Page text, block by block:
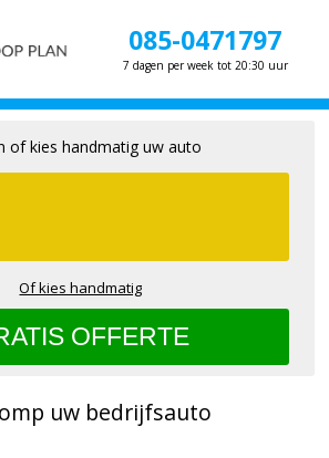
085-0471797
7 dagen per week tot 20:30 uur
uw bedrijfsauto
of kies handmatig uw auto
Of kies handmatig